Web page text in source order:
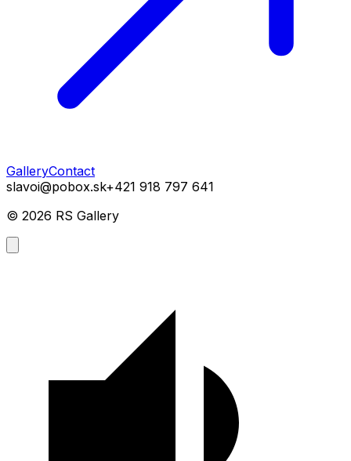
GalleryContact
slavoi@pobox.sk+421 918 797 641
© 2026 RS Gallery